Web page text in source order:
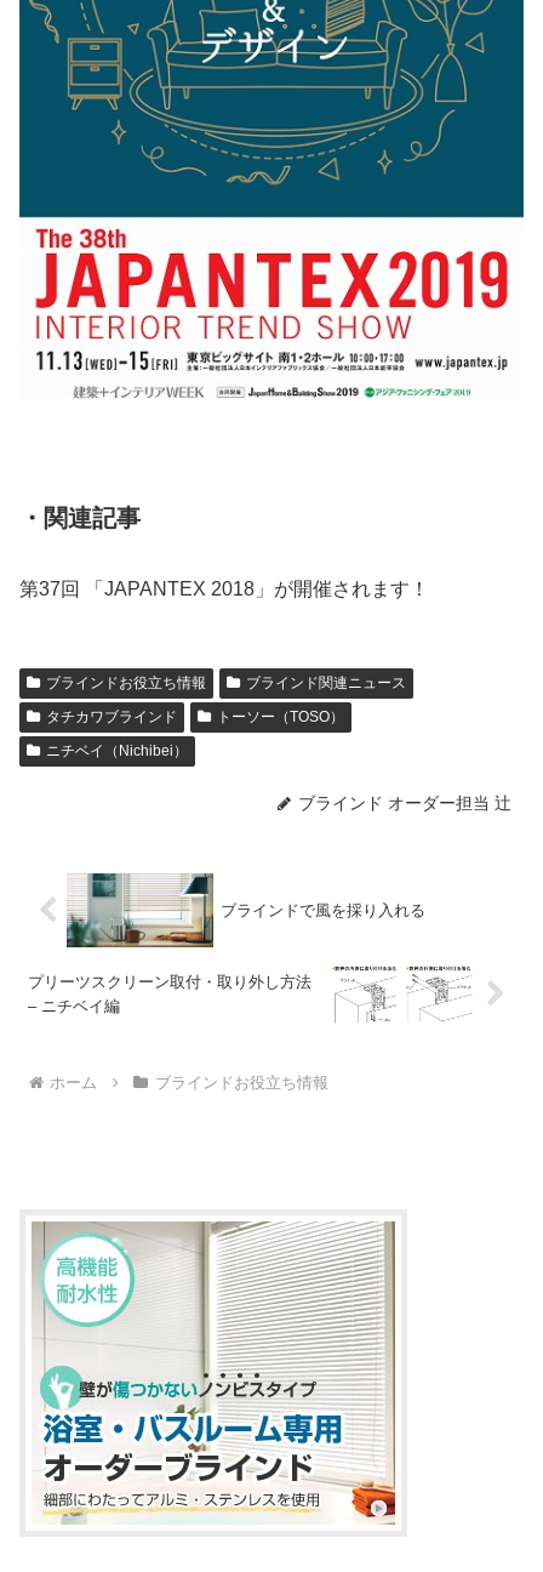
・関連記事
第37回 「JAPANTEX 2018」が開催されます！
ブラインドお役立ち情報
ブラインド関連ニュース
タチカワブラインド
トーソー（TOSO）
ニチベイ（Nichibei）
ブラインド オーダー担当 辻
ブラインドで風を採り入れる
プリーツスクリーン取付・取り外し方法
– ニチベイ編
ホーム ブラインドお役立ち情報